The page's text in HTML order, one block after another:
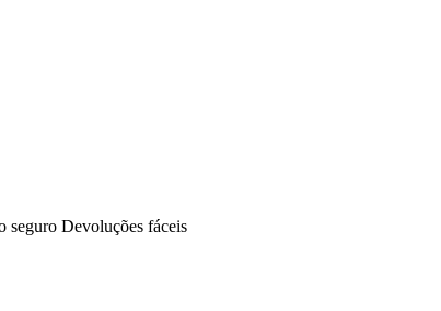
seguro Devoluções fáceis